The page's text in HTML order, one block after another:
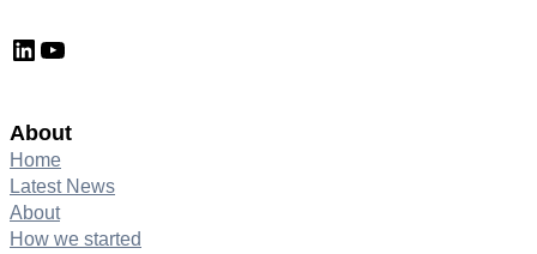
LinkedIn YouTube
About
Home
Latest News
About
How we started